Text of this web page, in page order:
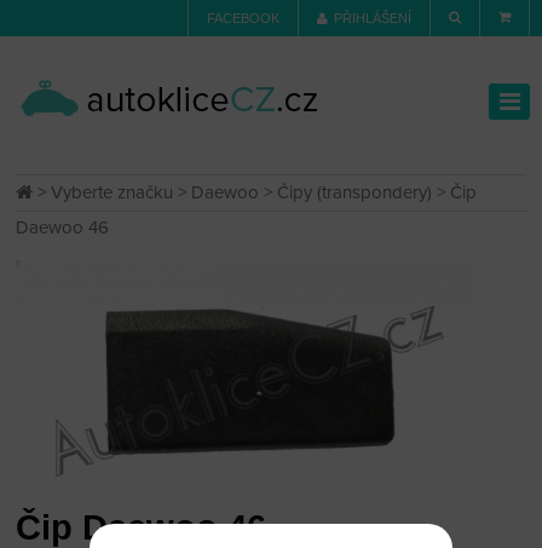
FACEBOOK PŘIHLÁŠENÍ
>Vyberte značku > Daewoo > Čipy (transpondery) > Čip
Daewoo 46
Čip Daewoo 46